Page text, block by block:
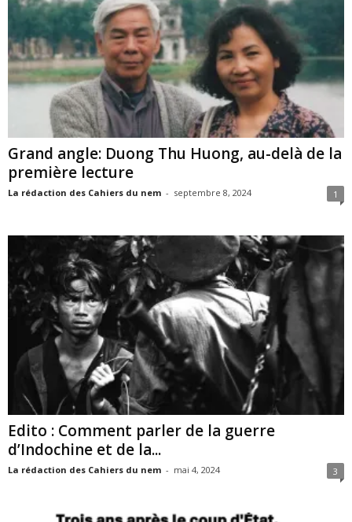
Grand angle: Duong Thu Huong, au-delà de la
première lecture
La rédaction des Cahiers du nem - septembre 8, 2024 1
Edito : Comment parler de la guerre
d’Indochine et de la...
La rédaction des Cahiers du nem - mai 4, 2024 3